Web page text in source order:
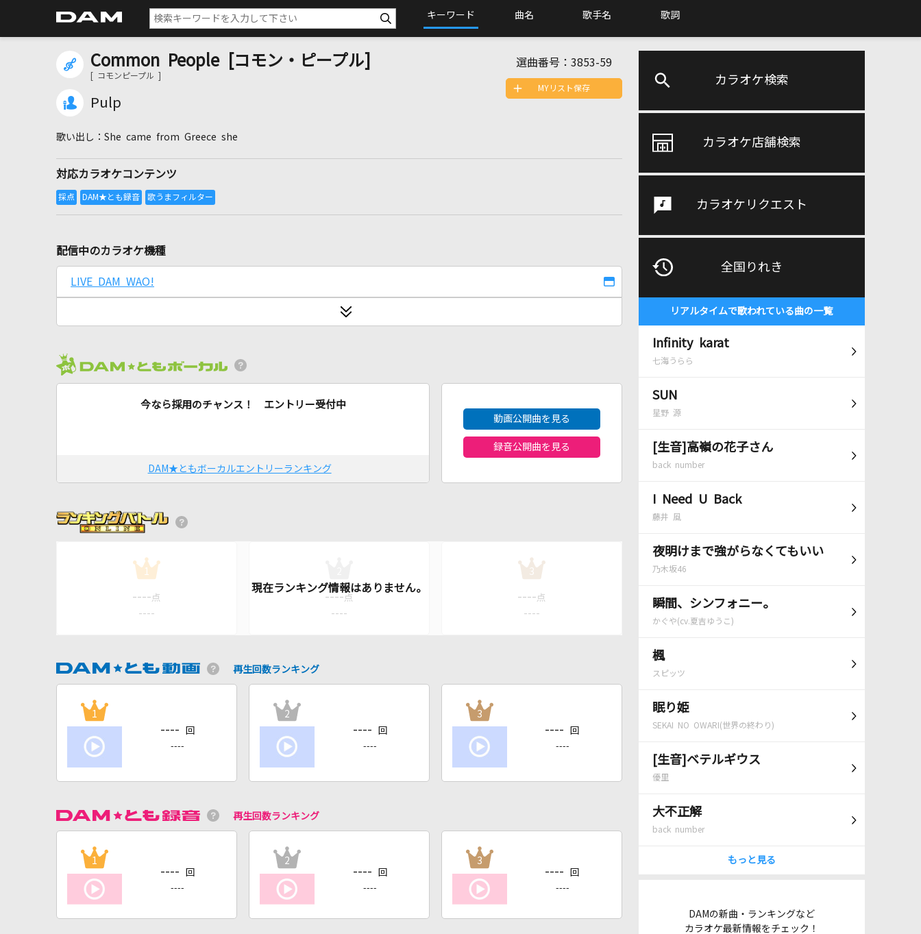
キーワード 曲名 歌手名 歌詞
カラオケ検索
カラオケ店舗検索
カラオケリクエスト
全国りれき
リアルタイムで歌われている曲の一覧
Infinity karat
七海うらら
SUN
星野 源
[生音]高嶺の花子さん
back number
I Need U Back
藤井 風
夜明けまで強がらなくてもいい
乃木坂46
瞬間、シンフォニー。
かぐや(cv.夏吉ゆうこ)
楓
スピッツ
眠り姫
SEKAI NO OWARI(世界の終わり)
[生音]ベテルギウス
優里
大不正解
back number
もっと見る
DAMの新曲・ランキングなど
カラオケ最新情報をチェック！
Common People [コモン・ピープル]
[ コモンピープル ]
Pulp
選曲番号： 3853-59
She came from Greece she
対応カラオケコンテンツ
MYリスト保存
配信中のカラオケ機種
LIVE DAM WAO!
今なら採用のチャンス！ エントリー受付中
DAM★ともボーカルエントリーランキング
動画公開曲を見る
録音公開曲を見る
1
---- 点
----
---- 点
----
3
---- 点
----
再生回数ランキング
1
---- 回
----
2
---- 回
----
3
---- 回
----
再生回数ランキング
1
---- 回
----
2
---- 回
----
3
---- 回
----